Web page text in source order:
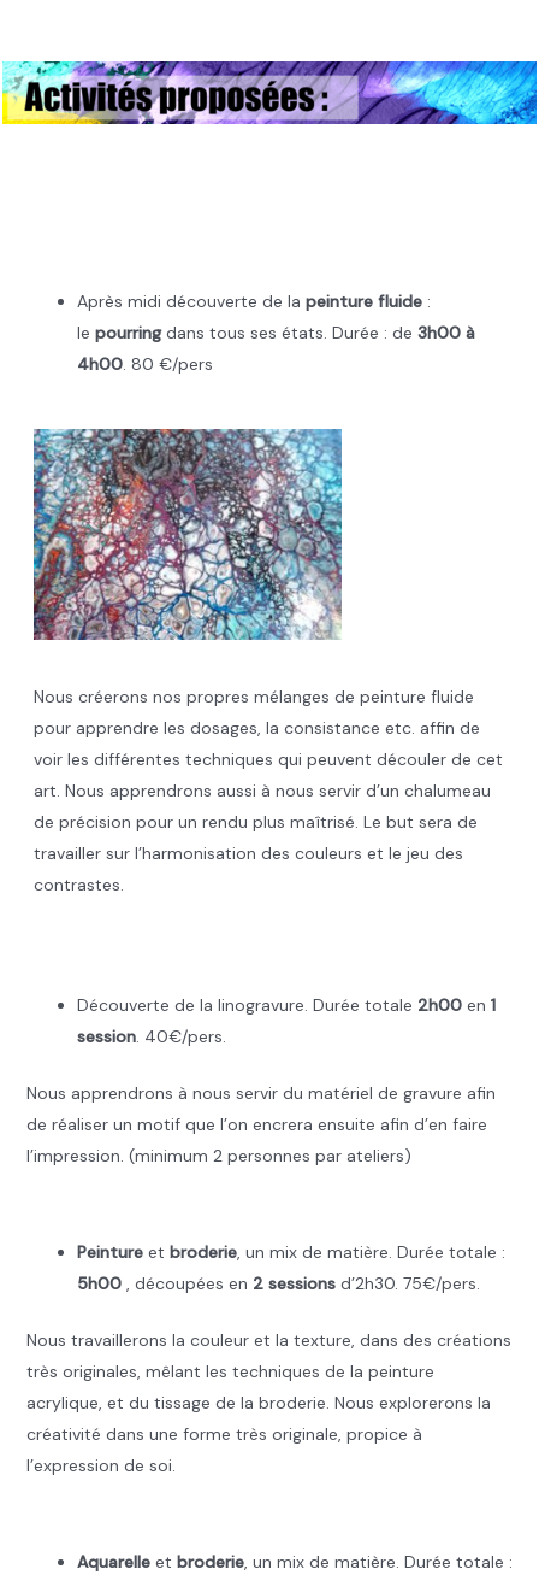
Après midi découverte de la peinture fluide:
le pourringdans tous ses états. Durée : de 3h00 à
4h00. 80 €/pers
Nous créerons nos propres mélanges de peinture fluide
pour apprendre les dosages, la consistance etc. affin de
voir les différentes techniques qui peuvent découler de cet
art. Nous apprendrons aussi à nous servir d’un chalumeau
de précision pour un rendu plus maîtrisé. Le but sera de
travailler sur l’harmonisation des couleurs et le jeu des
contrastes.
Découverte de la linogravure. Durée totale 2h00en 1
session. 40€/pers.
Nous apprendrons à nous servir du matériel de gravure afin
de réaliser un motif que l’on encrera ensuite afin d’en faire
l’impression. (minimum 2 personnes par ateliers)
Peinture et broderie, un mix de matière. Durée totale :
5h00, découpées en 2 sessionsd’2h30. 75€/pers.
Nous travaillerons la couleur et la texture, dans des créations
très originales, mêlant les techniques de la peinture
acrylique, et du tissage de la broderie. Nous explorerons la
créativité dans une forme très originale, propice à
l’expression de soi.
Aquarelle et broderie, un mix de matière. Durée totale :